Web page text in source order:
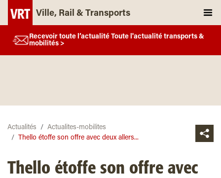
Ville, Rail & Transports
Recevoir toute l’actualité Toute l'actualité transports &
mobilités >
Actualités
Actualites-mobilites
Thello étoffe son offre avec deux allers...
Thello étoffe son offre avec